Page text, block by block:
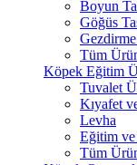
Boyun
Göğüs
Gezdirme
Tüm
Köpek Eğitim
Tuvalet
Kıyafet
Levha
Eğitim
Tüm